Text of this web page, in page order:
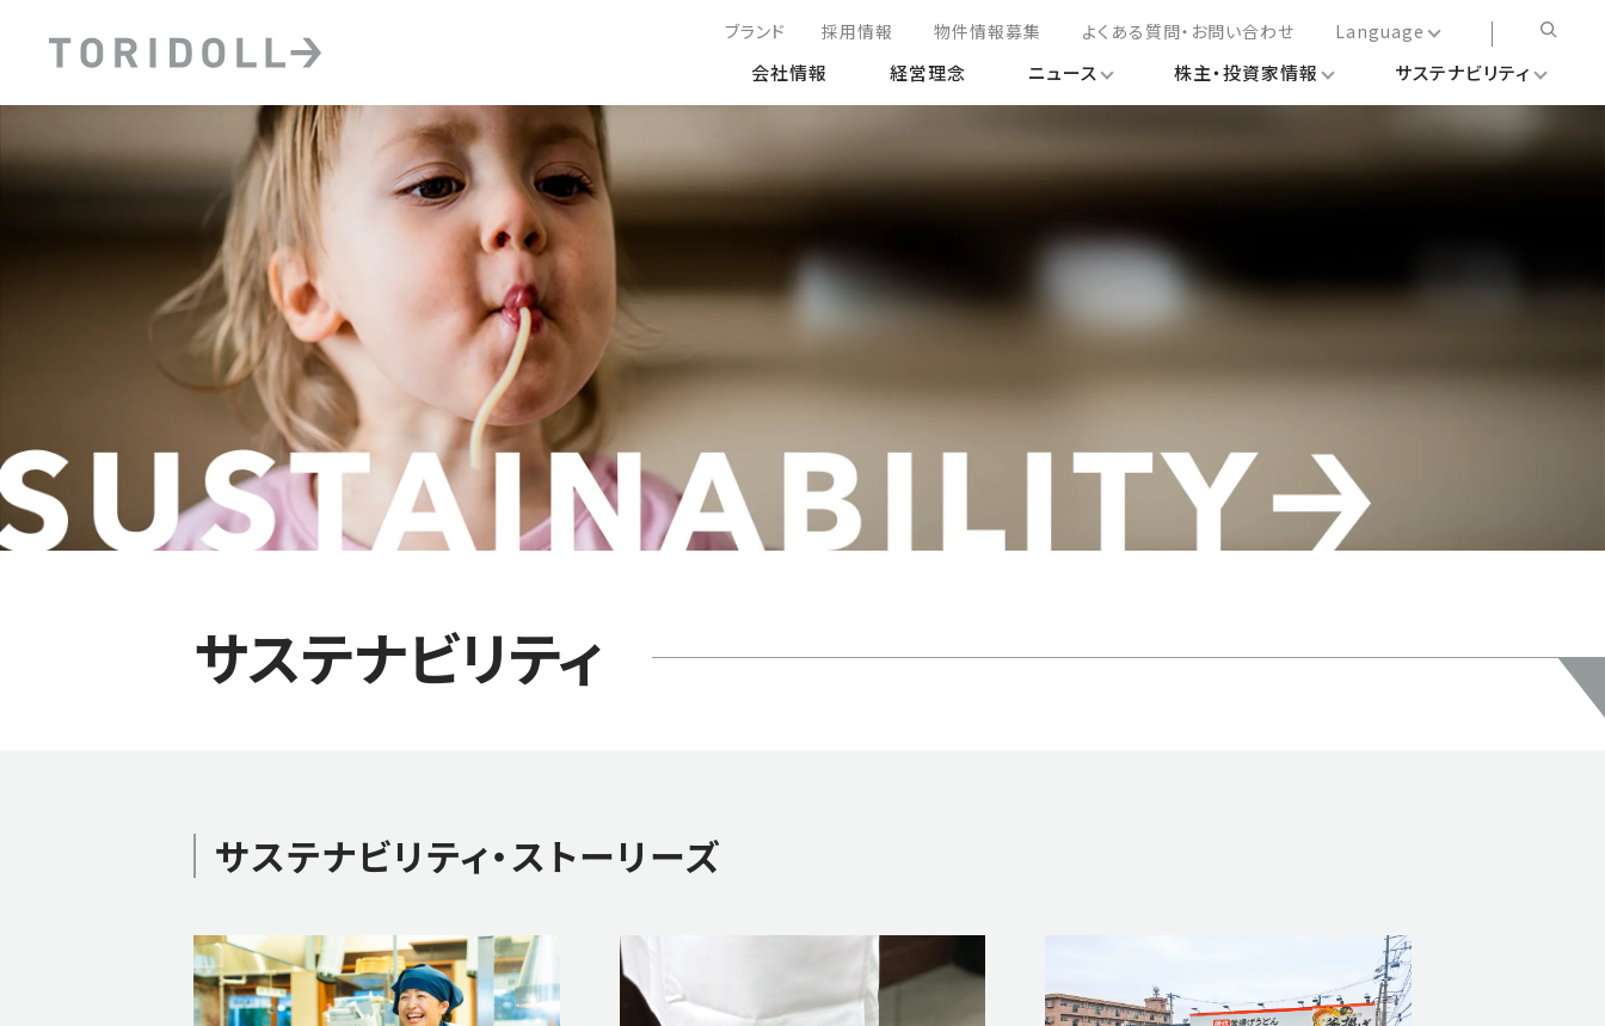
ブランド 採用情報 物件情報募集 よくある質問・お問い合わせ
Language
日本語
English
会社情報 経営理念 ニュース 株主・投資家情報 サステナビリティ
サステナビリティ
サステナビリティ・ストーリーズ